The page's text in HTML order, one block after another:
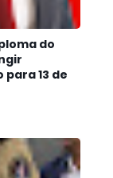
do
13 de